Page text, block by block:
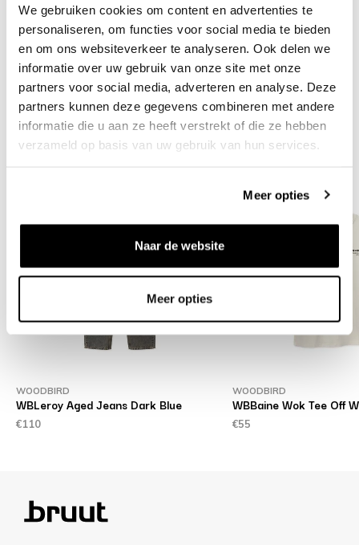
We gebruiken cookies om content en advertenties te
personaliseren, om functies voor social media te bieden
en om ons websiteverkeer te analyseren. Ook delen we
informatie over uw gebruik van onze site met onze
partners voor social media, adverteren en analyse. Deze
partners kunnen deze gegevens combineren met andere
informatie die u aan ze heeft verstrekt of die ze hebben
verzameld op basis van uw gebruik van hun services.
Meer opties
Naar de website
Meer opties
info@bruut.nl Live chat Whatsapp
About this product
Shipment and returns
Related products
WOODBIRD
WBLeroy Aged Jeans Dark Blue
€110
WOODBIRD
WBBaine Wok Tee Off
€55